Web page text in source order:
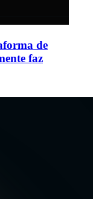
de
faz